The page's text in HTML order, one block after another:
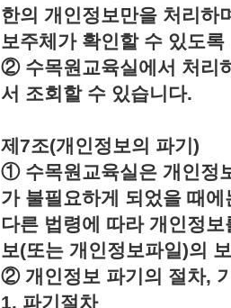
한의 개인정보만을 처리하
보주체가 확인할 수 있도
② 수목원교육실에서 처리
서 조회할 수 있습니다.
제7조(개인정보의 파기)
① 수목원교육실은 개인정
가 불필요하게 되었을 때
다른 법령에 따라 개인정
보(또는 개인정보파일)의
② 개인정보 파기의 절차,
1. 파기절차